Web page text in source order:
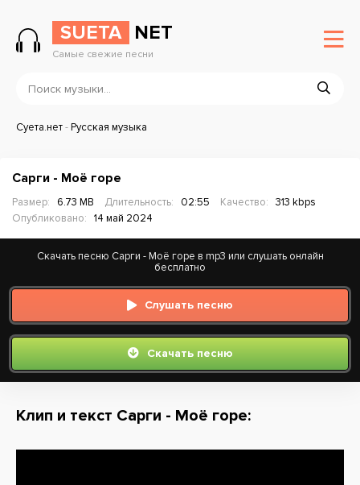
SUETA NET
Самые свежие песни
Суета.нет-Русская музыка
Сарги - Моё горе
Размер: 6.73 MB Длительность: 02:55 Качество:
313 kbps
Опубликовано:
14 май 2024
Скачать песню Сарги - Моё горе в mp3 или слушать онлайн
бесплатно
Слушать песню
Скачать песню
Клип и текст Сарги - Моё горе: